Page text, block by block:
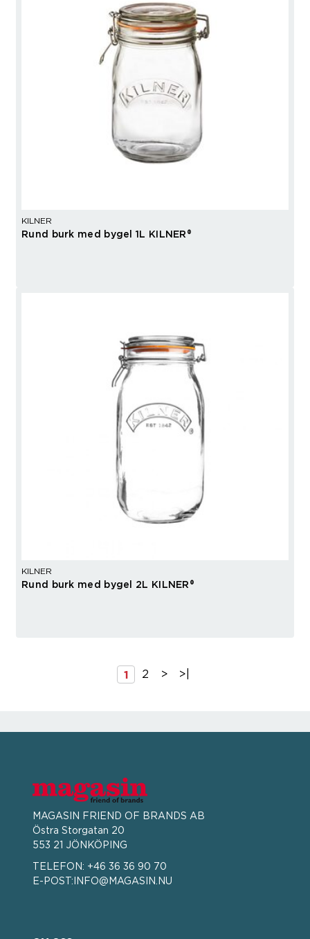
KILNER
Rund burk med bygel 1L KILNER®
KILNER
Rund burk med bygel 2L KILNER®
1 2 > >|
MAGASIN FRIEND OF BRANDS AB
Östra Storgatan 20
553 21 JÖNKÖPING
TELEFON: +46 36 36 90 70
E-POST: INFO@MAGASIN.NU